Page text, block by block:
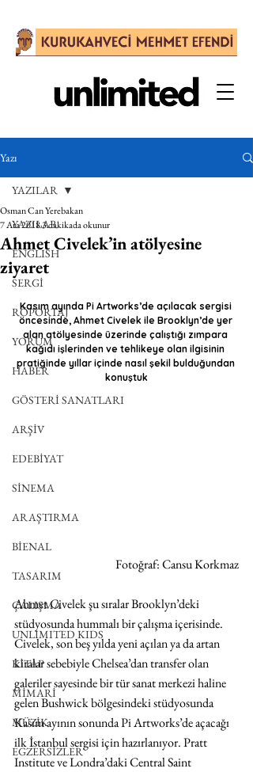
Yazı
YAZILAR
ENGLISH
SERGİ
RÖPORTAJ
YORUM
HABER
GÖSTERİ SANATLARI
ARŞİV
EDEBİYAT
SİNEMA
ARAŞTIRMA
BİENAL
TASARIM
ÇALIŞMA
UNLIMITED KIDS
KİTAP
MİMARİ
MÜZİK
EGZERSİZLER
YAZILAR
Ahmet Civelek’in atölyesine
ziyaret
Osman Can Yerebakan
7 Ara 20183 dakikada okunur
Kasım ayında Pi Artworks’de açılacak sergisi
öncesinde, Ahmet Civelek ile Brooklyn’de yer
alan atölyesinde üzerinde çalıştığı zımpara
kağıdı işlerinden ve tehlikeye olan ilgisinin
pratiğinde yıllar içinde nasıl şekil bulduğundan
konuştuk
Fotoğraf: Cansu Korkmaz
Ahmet Civelek şu sıralar Brooklyn’deki
stüdyosunda hummalı bir çalışma içerisinde.
Civelek, son beş yılda yeni açılan ya da artan
kiralar sebebiyle Chelsea’dan transfer olan
galeriler sayesinde bir tür sanat merkezi haline
gelen Bushwick bölgesindeki stüdyosunda
Kasım ayının sonunda Pi Artworks’de açacağı
ilk İstanbul sergisi için hazırlanıyor. Pratt
Institute ve Londra’daki Central Saint